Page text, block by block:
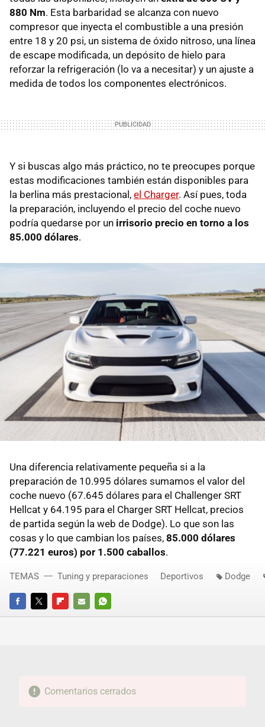
880 Nm. Esta barbaridad se alcanza con nuevo
compresor que inyecta el combustible a una presión
entre 18 y 20 psi, un sistema de óxido nitroso, una línea
de escape modificada, un depósito de hielo para
reforzar la refrigeración (lo va a necesitar) y un ajuste a
medida de todos los componentes electrónicos.
Y si buscas algo más práctico, no te preocupes porque
estas modificaciones también están disponibles para
la berlina más prestacional, el Charger. Así pues, toda
la preparación, incluyendo el precio del coche nuevo
podría quedarse por un irrisorio precio en torno a los
85.000 dólares.
Una diferencia relativamente pequeña si a la
preparación de 10.995 dólares sumamos el valor del
coche nuevo (67.645 dólares para el Challenger SRT
Hellcat y 64.195 para el Charger SRT Hellcat, precios
de partida según la web de Dodge). Lo que son las
cosas y lo que cambian los países, 85.000 dólares
(77.221 euros) por 1.500 caballos.
FACEBOOKTWITTERFLIPBOARD
E-
WHATSAPP
TEMAS Tuning y preparaciones Deportivos Dodge
Comentarios cerrados